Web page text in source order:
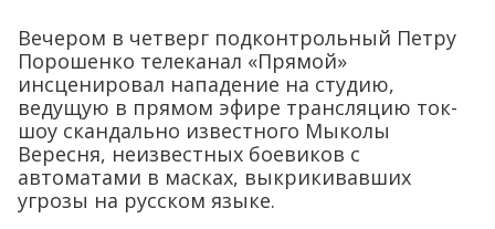
Вечером в четверг подконтрольный Петру
Порошенко телеканал «Прямой»
инсценировал нападение на студию,
ведущую в прямом эфире трансляцию ток-
шоу скандально известного Мыколы
Вересня, неизвестных боевиков с
автоматами в масках, выкрикивавших
угрозы на русском языке.